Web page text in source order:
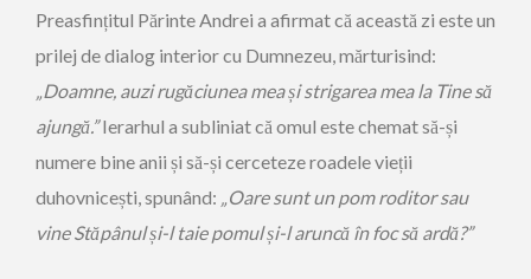
Preasfințitul Părinte Andrei a afirmat că această zi este un
prilej de dialog interior cu Dumnezeu, mărturisind:
„Doamne, auzi rugăciunea mea și strigarea mea la Tine să
ajungă.”Ierarhul a subliniat că omul este chemat să-și
numere bine anii și să-și cerceteze roadele vieții
duhovnicești, spunând: „Oare sunt un pom roditor sau
vine Stăpânul și-l taie pomul și-l aruncă în foc să ardă?”